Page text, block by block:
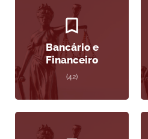
Bancário e
Financeiro
(42)